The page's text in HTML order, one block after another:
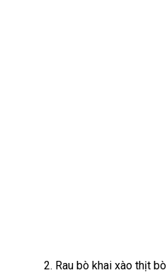
2. Rau bò khai xào thịt bò